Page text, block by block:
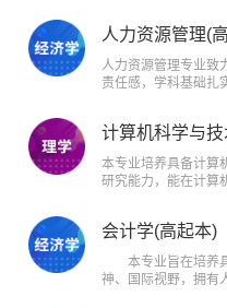
土木工程技术与管理
人力资源管理(
人力资源管理专业致
责任感，学科基础扎
够从事人力资源管理
高技能应用型人才。
计算机科学与
本专业培养具备计算
研究能力，能在计算
素质创新型科学技术
会计学(高起本)
本专业旨在培养具
神、国际视野，拥有
计、经济、管理、